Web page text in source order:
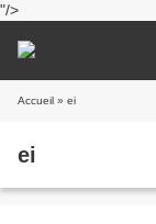
"/>
Accueil » ei
ei